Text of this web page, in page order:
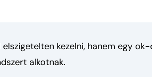
kezelni, hanem egy
alkotnak.